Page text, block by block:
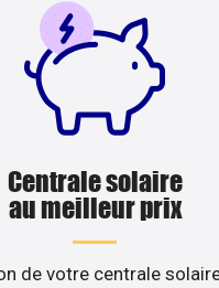
Centrale solaire
au meilleur prix
de votre centrale